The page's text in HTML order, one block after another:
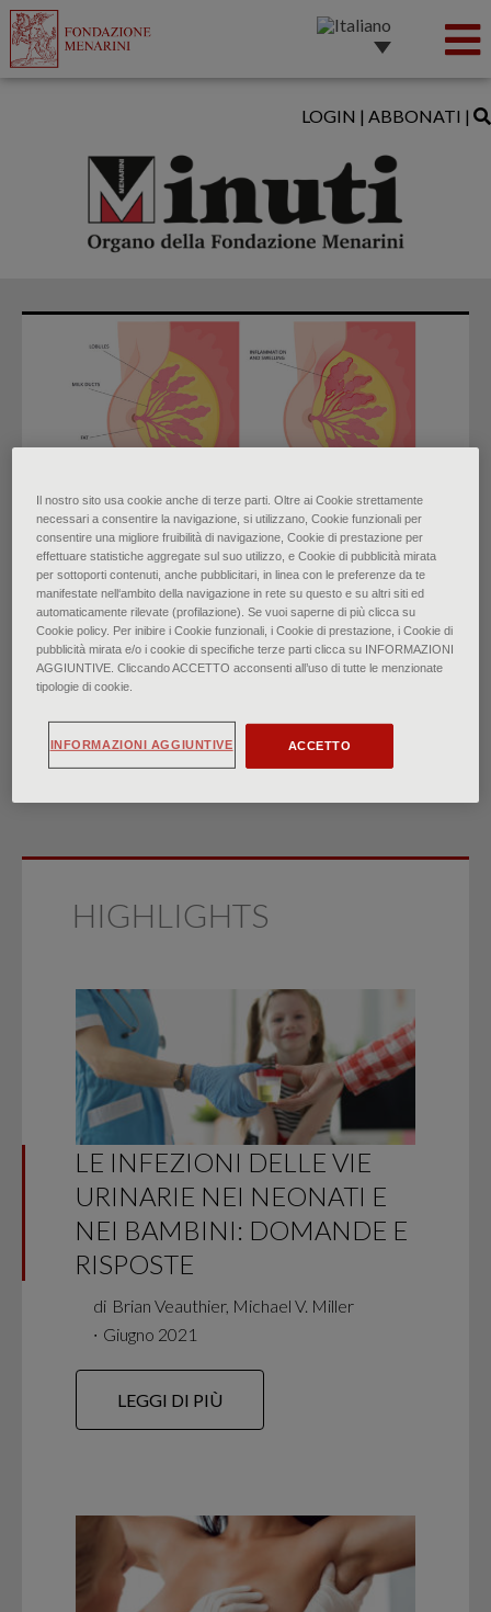
LOGIN | ABBONATI |
Mastite: una rapida
revisione delle evidenze
di
Dr.ssa Erin F. Morcomb, Dr.ssa Carmen M. Dargel, Dr.ssa
Sydney A. Anderson
∙ Febbraio 2026
HIGHLIGHTS
LE INFEZIONI DELLE VIE
URINARIE NEI NEONATI E
NEI BAMBINI: DOMANDE E
RISPOSTE
di Brian Veauthier, Michael V. Miller
∙ Giugno 2021
LEGGI DI PIÙ
Il nostro sito usa cookie anche di terze parti. Oltre ai Cookie strettamente
necessari a consentire la navigazione, si utilizzano, Cookie funzionali per
consentire una migliore fruibilità di navigazione, Cookie di prestazione per
effettuare statistiche aggregate sul suo utilizzo, e Cookie di pubblicità mirata
per sottoporti contenuti, anche pubblicitari, in linea con le preferenze da te
manifestate nell‘ambito della navigazione in rete su questo e su altri siti ed
automaticamente rilevate (profilazione). Se vuoi saperne di più clicca su
Cookie policy. Per inibire i Cookie funzionali, i Cookie di prestazione, i Cookie di
pubblicità mirata e/o i cookie di specifiche terze parti clicca su INFORMAZIONI
AGGIUNTIVE. Cliccando ACCETTO acconsenti all’uso di tutte le menzionate
tipologie di cookie.
ACCETTO
INFORMAZIONI AGGIUNTIVE